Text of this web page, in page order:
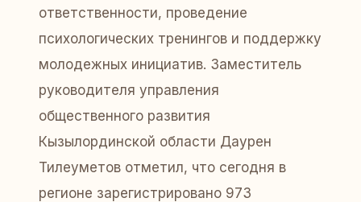
ответственности, проведение
психологических тренингов и поддержку
молодежных инициатив. Заместитель
руководителя управления
общественного развития
Кызылординской области Даурен
Тилеуметов отметил, что сегодня в
регионе зарегистрировано 973